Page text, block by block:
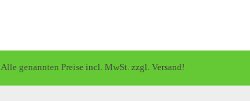
Alle genannten Preise incl. MwSt. zzgl. Versand!